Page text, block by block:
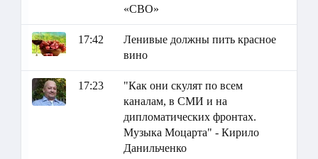
«СВО»
17:42
Ленивые должны пить красное
вино
17:23
"Как они скулят по всем
каналам, в СМИ и на
дипломатических фронтах.
Музыка Моцарта" - Кирило
Данильченко